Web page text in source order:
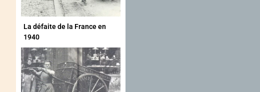
La défaite de la France en
1940